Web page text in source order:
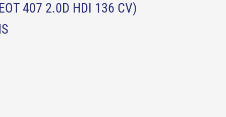
407 2.0D HDI 136 CV)